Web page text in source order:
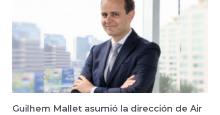
Guilhem Mallet asumió la dirección de Air